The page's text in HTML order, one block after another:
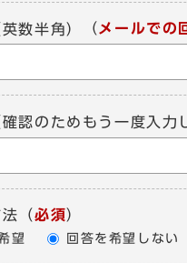
数半角） （ メールでの
認のためもう一度入力
（必須）
望 回答を希望しない